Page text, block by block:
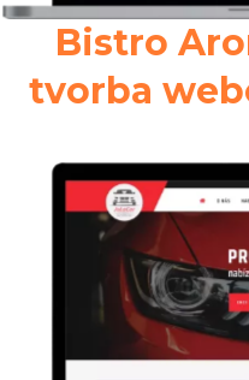
Bistro
tvorba